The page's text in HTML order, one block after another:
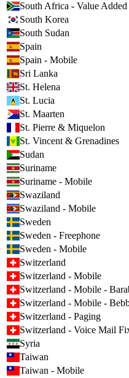
South Africa - Value Added
South Korea
South Sudan
Spain
Spain - Mobile
Sri Lanka
St. Helena
St. Lucia
St. Maarten
St. Pierre & Miquelon
St. Vincent & Grenadines
Sudan
Suriname
Suriname - Mobile
Swaziland
Swaziland - Mobile
Sweden
Sweden - Freephone
Sweden - Mobile
Switzerland
Switzerland - Mobile
Switzerland - Mobile -
Switzerland - Mobile -
Switzerland - Paging
Switzerland - Voice Mail
Syria
Taiwan
Taiwan - Mobile